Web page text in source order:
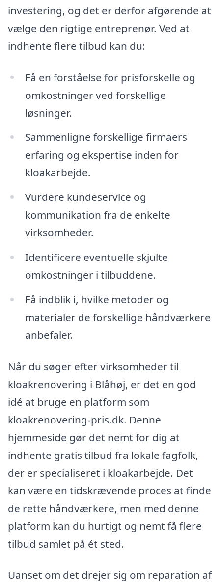
investering, og det er derfor afgørende at
vælge den rigtige entreprenør. Ved at
indhente flere tilbud kan du:
Få en forståelse for prisforskelle og
omkostninger ved forskellige
løsninger.
Sammenligne forskellige firmaers
erfaring og ekspertise inden for
kloakarbejde.
Vurdere kundeservice og
kommunikation fra de enkelte
virksomheder.
Identificere eventuelle skjulte
omkostninger i tilbuddene.
Få indblik i, hvilke metoder og
materialer de forskellige håndværkere
anbefaler.
Når du søger efter virksomheder til
kloakrenovering i Blåhøj, er det en god
idé at bruge en platform som
kloakrenovering-pris.dk. Denne
hjemmeside gør det nemt for dig at
indhente gratis tilbud fra lokale fagfolk,
der er specialiseret i kloakarbejde. Det
kan være en tidskrævende proces at finde
de rette håndværkere, men med denne
platform kan du hurtigt og nemt få flere
tilbud samlet på ét sted.
Uanset om det drejer sig om reparation af